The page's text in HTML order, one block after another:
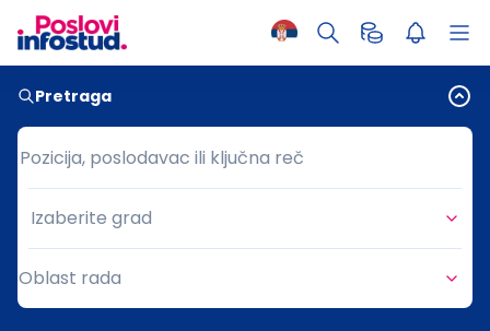
Pretraga
Pozicija, poslodavac ili ključna reč
Pozicija, poslodavac ili ključna reč
Grad
Izaberite grad
Oblast rada